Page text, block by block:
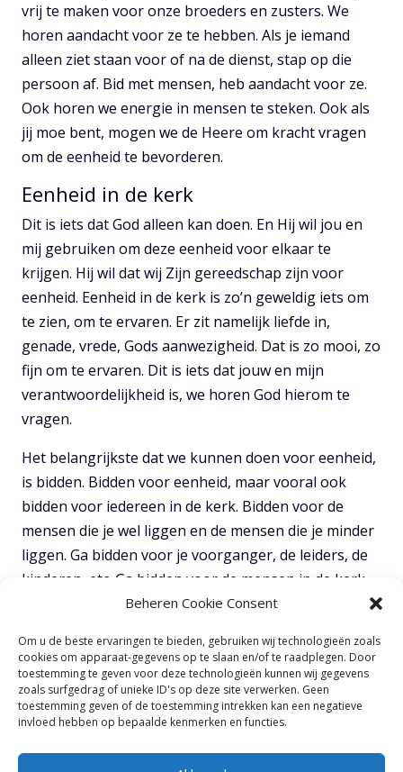
Beheren Cookie Consent
Om u de beste ervaringen te bieden, gebruiken wij technologieën zoals
cookies om apparaat-gegevens op te slaan en/of te raadplegen. Door
toestemming te geven voor deze technologieën kunnen wij gegevens
zoals surfgedrag of unieke ID's op deze site verwerken. Geen
toestemming geven of de toestemming intrekken kan een negatieve
invloed hebben op bepaalde kenmerken en functies.
vrij te maken voor onze broeders en zusters. We
horen aandacht voor ze te hebben. Als je iemand
alleen ziet staan voor of na de dienst, stap op die
persoon af. Bid met mensen, heb aandacht voor ze.
Ook horen we energie in mensen te steken. Ook als
jij moe bent, mogen we de Heere om kracht vragen
om de eenheid te bevorderen.
Eenheid in de kerk
Dit is iets dat God alleen kan doen. En Hij wil jou en
mij gebruiken om deze eenheid voor elkaar te
krijgen. Hij wil dat wij Zijn gereedschap zijn voor
eenheid. Eenheid in de kerk is zo’n geweldig iets om
te zien, om te ervaren. Er zit namelijk liefde in,
genade, vrede, Gods aanwezigheid. Dat is zo mooi, zo
fijn om te ervaren. Dit is iets dat jouw en mijn
verantwoordelijkheid is, we horen God hierom te
vragen.
Het belangrijkste dat we kunnen doen voor eenheid,
is bidden. Bidden voor eenheid, maar vooral ook
bidden voor iedereen in de kerk. Bidden voor de
mensen die je wel liggen en de mensen die je minder
liggen. Ga bidden voor je voorganger, de leiders, de
kinderen, etc. Ga bidden voor de mensen in de kerk,
de mensen die God in je leven geplaatst heeft.
Verwacht eenheid van God en vraag Hem wat Zijn
plek voor jou is in het werken aan die eenheid. God
wil jou gebruiken, de vraag is of jij bereid bent
gebruikt te worden.